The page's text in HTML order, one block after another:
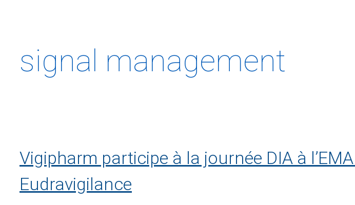
signal management
Vigipharm participe à la journée DIA à
Eudravigilance